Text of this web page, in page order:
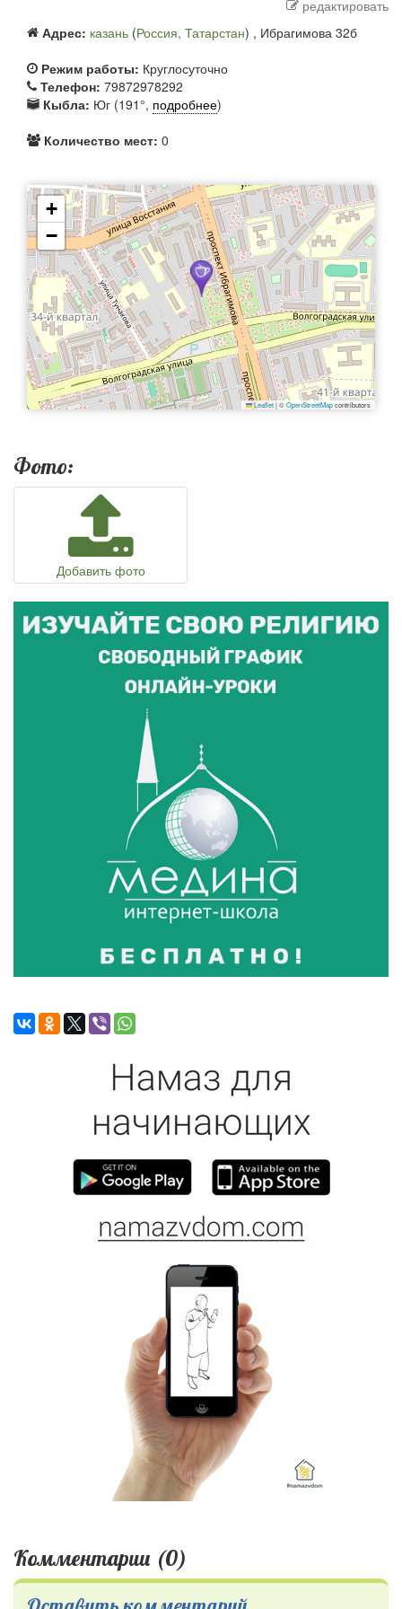
редактировать
Адрес: казань (Россия, Татарстан) , Ибрагимова 32б
Режим работы: Круглосуточно
Телефон: 79872978292
Кыбла: Юг (191°, подробнее)
Количество мест: 0
+
−
Leaflet|©OpenStreetMapcontributors
Фото:
Добавить фото
Комментарии (0)